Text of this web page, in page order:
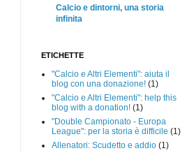
Calcio e dintorni, una storia
infinita
ETICHETTE
"Calcio e Altri Elementi": aiuta il
blog con una donazione! (1)
"Calcio e Altri Elementi": help this
blog with a donation! (1)
"Double Campionato - Europa
League": per la storia è difficile (1)
Allenatori: Scudetto e addio (1)